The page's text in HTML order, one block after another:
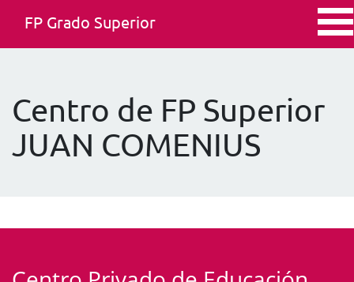
FP Grado Superior
Centro de FP Superior
JUAN COMENIUS